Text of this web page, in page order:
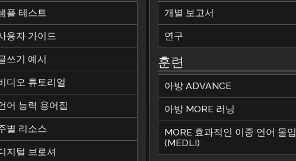
플 테스트
용자 가이드
쓰기 예시
디오 튜토리얼
어 능력 용어집
별 리소스
지털 브로셔
개별 보고서
연구
훈련
아방 ADVANCE
아방 MORE 러닝
MORE 효과적인 이중 언어 몰입
(MEDLI)